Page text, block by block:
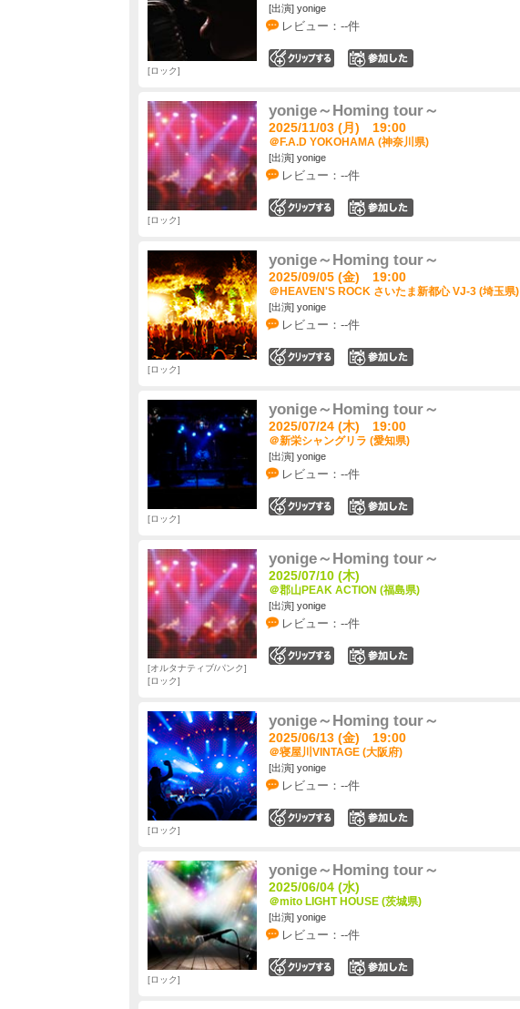
[出演] yonige
レビュー：--件
ロック
yonige～Homing tour～
2025/11/03 (月) 19:00
＠F.A.D YOKOHAMA (神奈川県)
[出演] yonige
レビュー：--件
ロック
yonige～Homing tour～
2025/09/05 (金) 19:00
＠HEAVEN'S ROCK さいたま新都心 VJ-3 (埼玉県)
[出演] yonige
レビュー：--件
ロック
yonige～Homing tour～
2025/07/24 (木) 19:00
＠新栄シャングリラ (愛知県)
[出演] yonige
レビュー：--件
ロック
yonige～Homing tour～
2025/07/10 (木)
＠郡山PEAK ACTION (福島県)
[出演] yonige
レビュー：--件
オルタナティブ/パンク
ロック
yonige～Homing tour～
2025/06/13 (金) 19:00
＠寝屋川VINTAGE (大阪府)
[出演] yonige
レビュー：--件
ロック
yonige～Homing tour～
2025/06/04 (水)
＠mito LIGHT HOUSE (茨城県)
[出演] yonige
レビュー：--件
ロック